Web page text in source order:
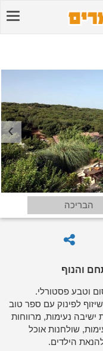
הבריכה
והנוף
וטבע פסטורלי.
לפינוק עם ספר טוב
בנוסף במתחם- 2 פינות ישיבה נעימות, מרווחות
שולחנות אוכל
הילדים.